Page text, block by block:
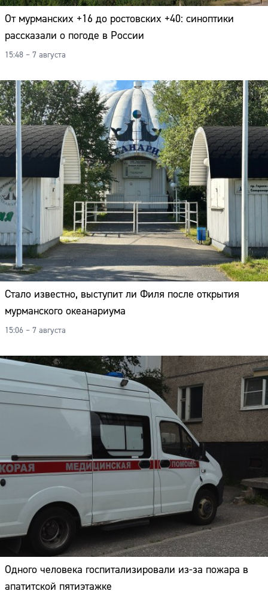
От мурманских +16 до ростовских +40: синоптики
рассказали о погоде в России
15:48 – 7 августа
Стало известно, выступит ли Филя после открытия
мурманского океанариума
15:06 – 7 августа
Одного человека госпитализировали из-за пожара в
апатитской пятиэтажке